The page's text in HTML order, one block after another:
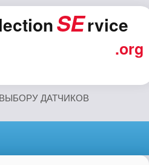
SErvice
.org
ДАТЧИКОВ